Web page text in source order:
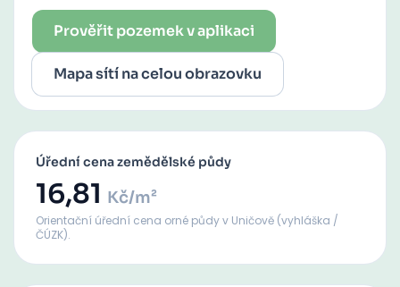
Prověřit pozemek v aplikaci
Mapa sítí na celou obrazovku
Úřední cena zemědělské půdy
16,81 Kč/m²
Orientační úřední cena orné půdyv Uničově (vyhláška /
ČÚZK).